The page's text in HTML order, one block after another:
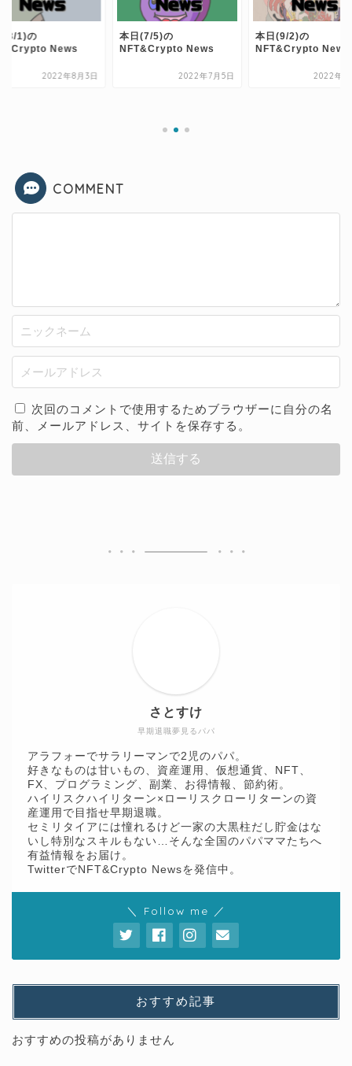
(8/1)の
News
2022年8月3日
本日(7/5)の
NFT&Crypto News
2022年7月5日
本日(9/2)の
NFT&Crypto News
2022年9
COMMENT
次回のコメントで使用するためブラウザーに自分の名
前、メールアドレス、サイトを保存する。
早期退職夢見るパパ
さとすけ
アラフォーでサラリーマンで2児のパパ。
好きなものは甘いもの、資産運用、仮想通貨、NFT、
FX、プログラミング、副業、お得情報、節約術。
ハイリスクハイリターン×ローリスクローリターンの資
産運用で目指せ早期退職。
セミリタイアには憧れるけど一家の大黒柱だし貯金はな
いし特別なスキルもない…そんな全国のパパママたちへ
有益情報をお届け。
TwitterでNFT&Crypto Newsを発信中。
＼ Follow me ／
おすすめ記事
おすすめの投稿がありません